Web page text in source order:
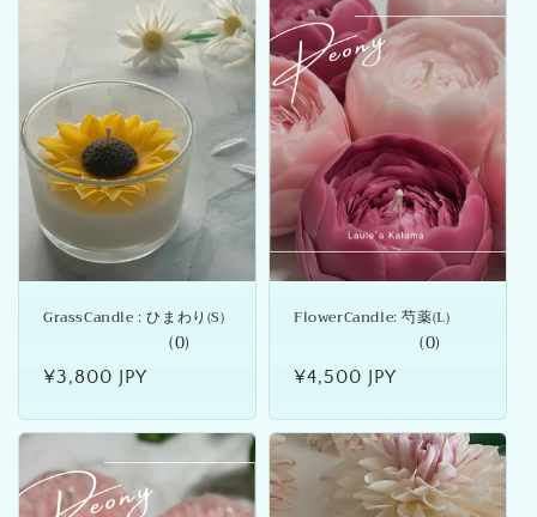
格
GrassCandle : ひまわり(S)
(0)
通
価
¥3,800 JPY
FlowerCandle: 芍薬(L)
(0)
通
価
格
¥4,500 JPY